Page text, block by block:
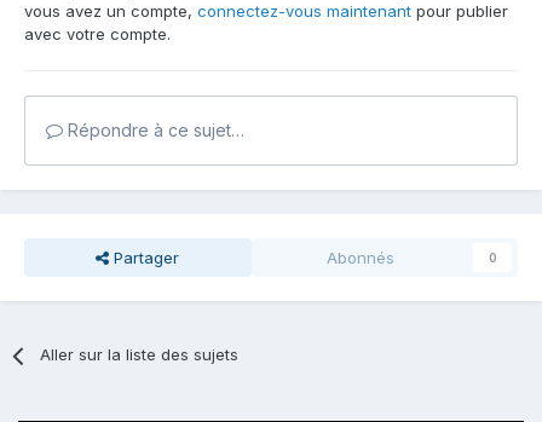
vous avez un compte, connectez-vous maintenant pour publier
avec votre compte.
Répondre à ce sujet…
Partager Abonnés 0
Aller sur la liste des sujets